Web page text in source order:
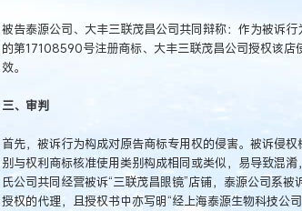
被告泰源公司、大丰三联茂昌公司共同辩称：作为被诉
的第17108590号注册商标、大丰三联茂昌公司授权该店
效。
三、审判
首先，被诉行为构成对原告商标专用权的侵害。被诉侵
别与权利商标核准使用类别构成相同或类似，易导致混
氏公司共同经营被诉“三联茂昌眼镜”店铺，泰源公司系
授权的代理，且授权书中亦写明“经上海泰源生物科技公